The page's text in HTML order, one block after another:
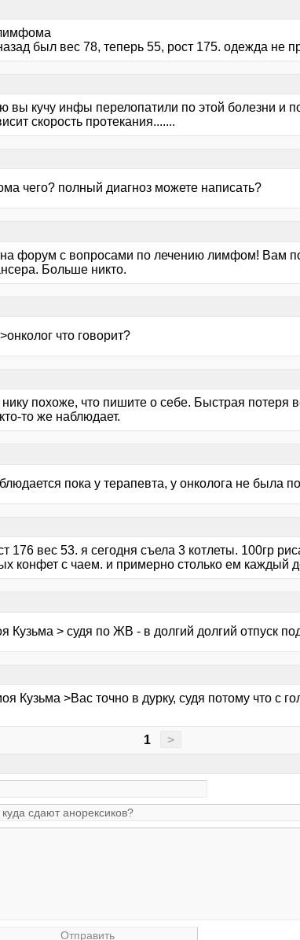
был вес 78, теперь 55, рост 175. одежда не
вы кучу инфы перелопатили по этой болезни и
скорость протекания.......
чего? полный диагноз можете написать?
на форум с вопросами по лечению лимфом! Вам
Больше никто.
что говорит?
похоже, что пишите о себе. Быстрая потеря
то же наблюдает.
пока у терапевта, у онколога не была
176 вес 53. я сегодня съела 3 котлеты. 100гр
конфет с чаем. и примерно столько ем каждый
Кузьма > судя по ЖВ - в долгий долгий отпуск
Кузьма >Вас точно в дурку, судя потому что с
1 >